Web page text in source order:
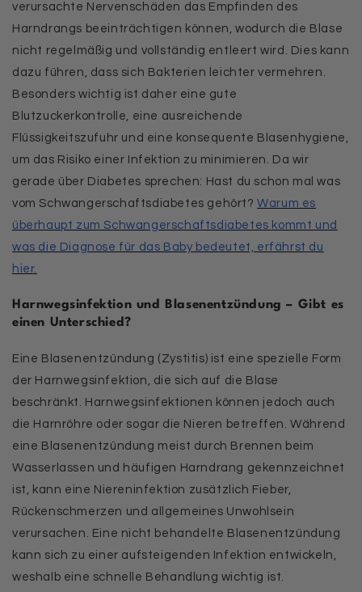
verursachte Nervenschäden das Empfinden des
Harndrangs beeinträchtigen können, wodurch die Blase
nicht regelmäßig und vollständig entleert wird. Dies kann
dazu führen, dass sich Bakterien leichter vermehren.
Besonders wichtig ist daher eine gute
Blutzuckerkontrolle, eine ausreichende
Flüssigkeitszufuhr und eine konsequente Blasenhygiene,
um das Risiko einer Infektion zu minimieren. Da wir
gerade über Diabetes sprechen: Hast du schon mal was
vom Schwangerschaftsdiabetes gehört?Warum es
überhaupt zum Schwangerschaftsdiabetes kommt und
was die Diagnose für das Baby bedeutet, erfährst du
hier.
Harnwegsinfektion und Blasenentzündung – Gibt es
einen Unterschied?
Eine Blasenentzündung (Zystitis) ist eine spezielle Form
der Harnwegsinfektion, die sich auf die Blase
beschränkt. Harnwegsinfektionen können jedoch auch
die Harnröhre oder sogar die Nieren betreffen. Während
eine Blasenentzündung meist durch Brennen beim
Wasserlassen und häufigen Harndrang gekennzeichnet
ist, kann eine Niereninfektion zusätzlich Fieber,
Rückenschmerzen und allgemeines Unwohlsein
verursachen. Eine nicht behandelte Blasenentzündung
kann sich zu einer aufsteigenden Infektion entwickeln,
weshalb eine schnelle Behandlung wichtig ist.